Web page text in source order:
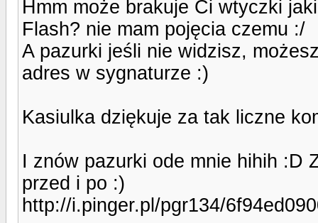
Hmm może brakuje Ci wtyczki
Flash? nie mam pojęcia czemu :/
A pazurki jeśli nie widzisz,
adres w sygnaturze :)
Kasiulka dziękuje za tak liczne
I znów pazurki ode mnie hihih :D
przed i po :)
http://i.pinger.pl/pgr134/